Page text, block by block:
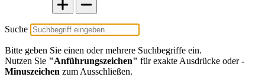
Suche
Bitte geben Sie einen oder mehrere Suchbegriffe ein.
Nutzen Sie "Anführungszeichen" für exakte Ausdrücke oder-
Minuszeichen zum Ausschließen.